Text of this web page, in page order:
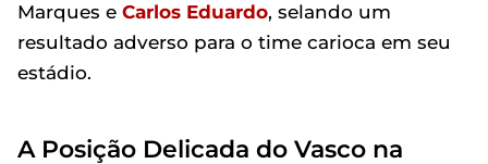
Marques e Carlos Eduardo, selando um
resultado adverso para o time carioca em seu
estádio.
A Posição Delicada do Vasco na